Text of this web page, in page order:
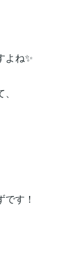
よね✨
す！